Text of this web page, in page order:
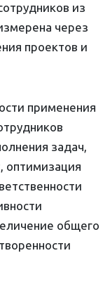
из
через
проектов и
применения
задач,
оптимизация
общего